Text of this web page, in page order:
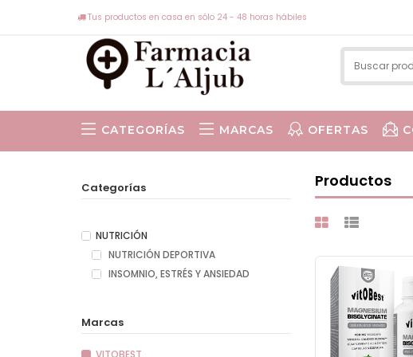
Tus productos en casa en sólo 24 - 48 horas hábiles
CATEGORÍAS MARCAS OFERTAS
Productos
Categorías
NUTRICIÓN
NUTRICIÓN DEPORTIVA
INSOMNIO, ESTRÉS Y ANSIEDAD
Marcas
VITOBEST